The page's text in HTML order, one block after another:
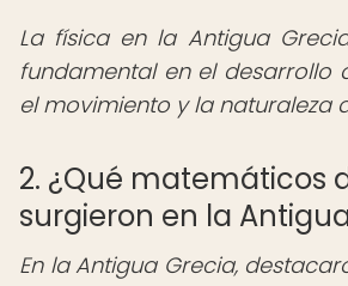
La física en la Antigua
fundamental en el desarrollo
el movimiento y la naturaleza
2. ¿Qué matemáticos
surgieron en la
En la Antigua Grecia,